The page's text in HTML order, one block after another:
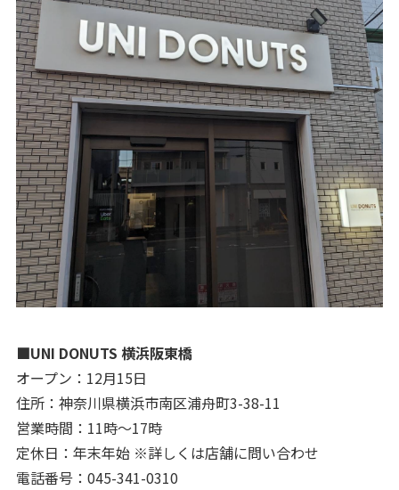
■UNI DONUTS 横浜阪東橋
オープン：12月15日
住所：神奈川県横浜市南区浦舟町3-38-11
営業時間：11時〜17時
定休日：年末年始 ※詳しくは店舗に問い合わせ
電話番号：045-341-0310